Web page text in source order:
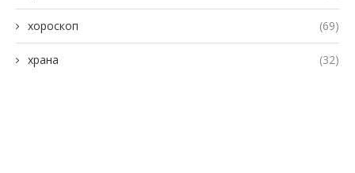
хороскоп (69)
храна (32)